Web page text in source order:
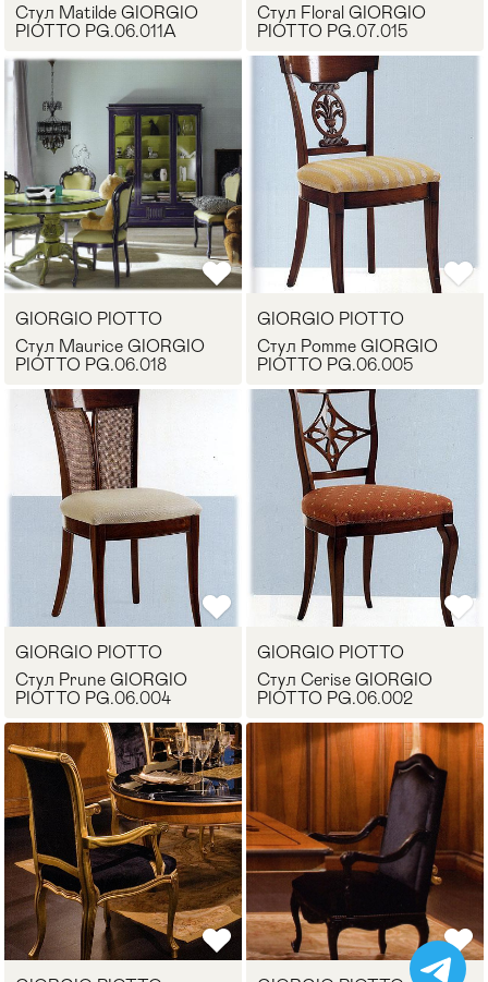
Стул Matilde GIORGIO
PIOTTO PG.06.011A
Стул Floral GIORGIO
PIOTTO PG.07.015
GIORGIO PIOTTO
Стул Maurice GIORGIO
PIOTTO PG.06.018
GIORGIO PIOTTO
Стул Pomme GIORGIO
PIOTTO PG.06.005
GIORGIO PIOTTO
Стул Prune GIORGIO
PIOTTO PG.06.004
GIORGIO PIOTTO
Стул Cerise GIORGIO
PIOTTO PG.06.002